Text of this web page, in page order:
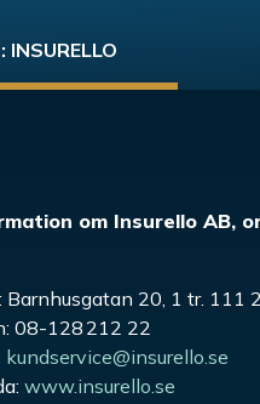
INSURELLO
om Insurello AB,
Barnhusgatan 20, 1 tr. 111
08-128 212 22
kundservice@insurello.se
www.insurello.se